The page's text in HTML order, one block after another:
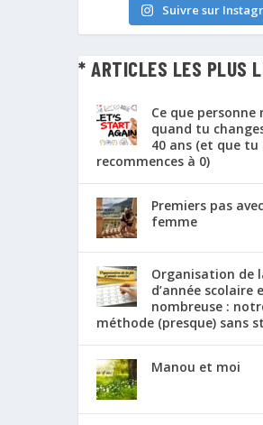
Suivre sur
* ARTICLES LES PLUS
Ce que personne
quand tu
40 ans (et que tu
recommences à 0)
Premiers pas
femme
Organisation de
d’année scolaire
nombreuse :
méthode (presque) sans
Manou et moi